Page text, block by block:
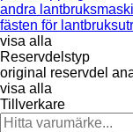
andra
fästen för
visa alla
Reservdelstyp
original reservdel
visa alla
Tillverkare